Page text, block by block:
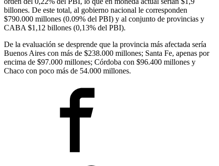
billones. De este total, al gobierno nacional le corresponden
$790.000 millones (0.09% del PBI) y al conjunto de provincias y
CABA $1,12 billones (0,13% del PBI).
De la evaluación se desprende que la provincia más afectada sería
Buenos Aires con más de $238.000 millones; Santa Fe, apenas por
encima de $97.000 millones; Córdoba con $96.400 millones y
Chaco con poco más de 54.000 millones.